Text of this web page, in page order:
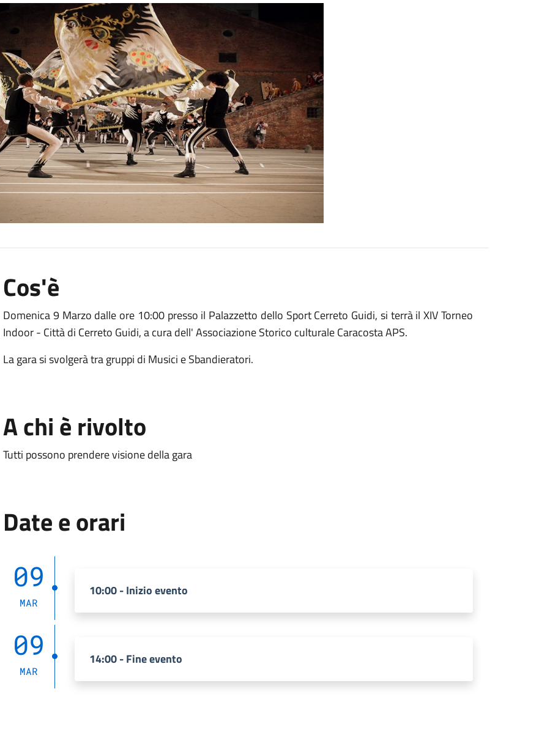
Cos'è
Domenica 9 Marzo dalle ore 10:00 presso il Palazzetto dello Sport Cerreto Guidi, si terrà il XIV Torneo
Indoor - Città di Cerreto Guidi, a cura dell' Associazione Storico culturale Caracosta APS.
La gara si svolgerà tra gruppi di Musici e Sbandieratori.
A chi è rivolto
Tutti possono prendere visione della gara
Date e orari
09
MAR
10:00 - Inizio evento
09
MAR
14:00 - Fine evento